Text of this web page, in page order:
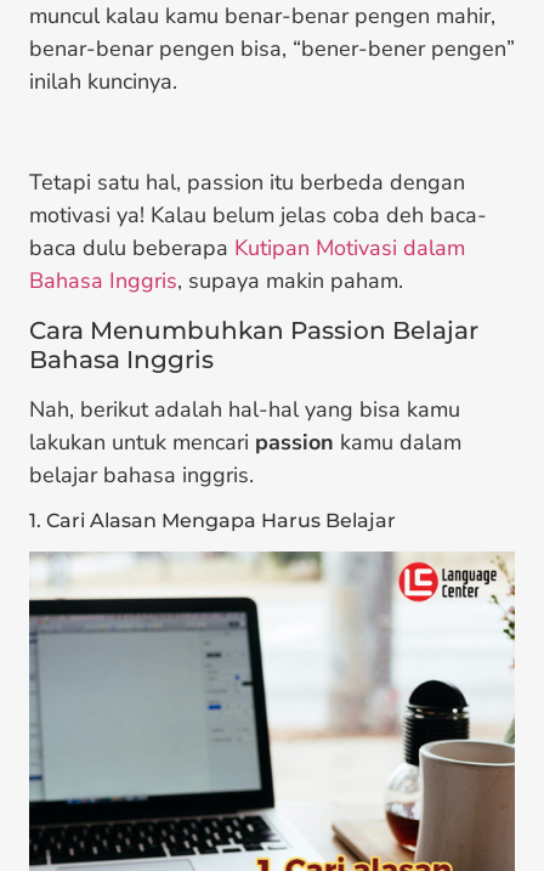
muncul kalau kamu benar-benar pengen mahir,
benar-benar pengen bisa, “bener-bener pengen”
inilah kuncinya.
Tetapi satu hal, passion itu berbeda dengan
motivasi ya! Kalau belum jelas coba deh baca-
baca dulu beberapa Kutipan Motivasi dalam
Bahasa Inggris, supaya makin paham.
Cara Menumbuhkan Passion Belajar
Bahasa Inggris
Nah, berikut adalah hal-hal yang bisa kamu
lakukan untuk mencari passion kamu dalam
belajar bahasa inggris.
1. Cari Alasan Mengapa Harus Belajar